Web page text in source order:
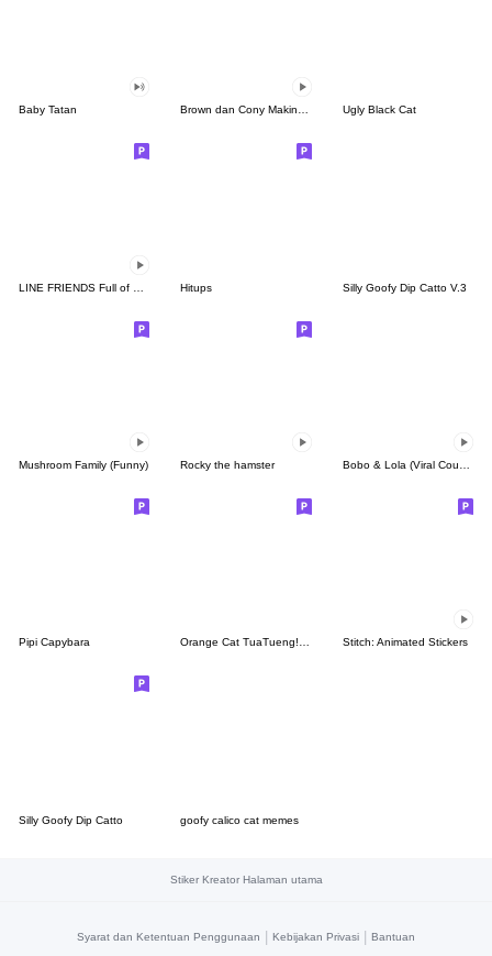
Baby Tatan Brown dan Cony Makin Mesra Ugly Black Cat
Hitups Silly Goofy Dip Catto V.3
Mushroom Family (Funny) Rocky the hamster
Pipi Capybara Orange Cat TuaTueng! (ENG) Stitch: Animated Stickers
Silly Goofy Dip Catto goofy calico cat memes
Stiker Kreator Halaman utama
Syarat dan Ketentuan Penggunaan | Kebijakan Privasi | Bantuan